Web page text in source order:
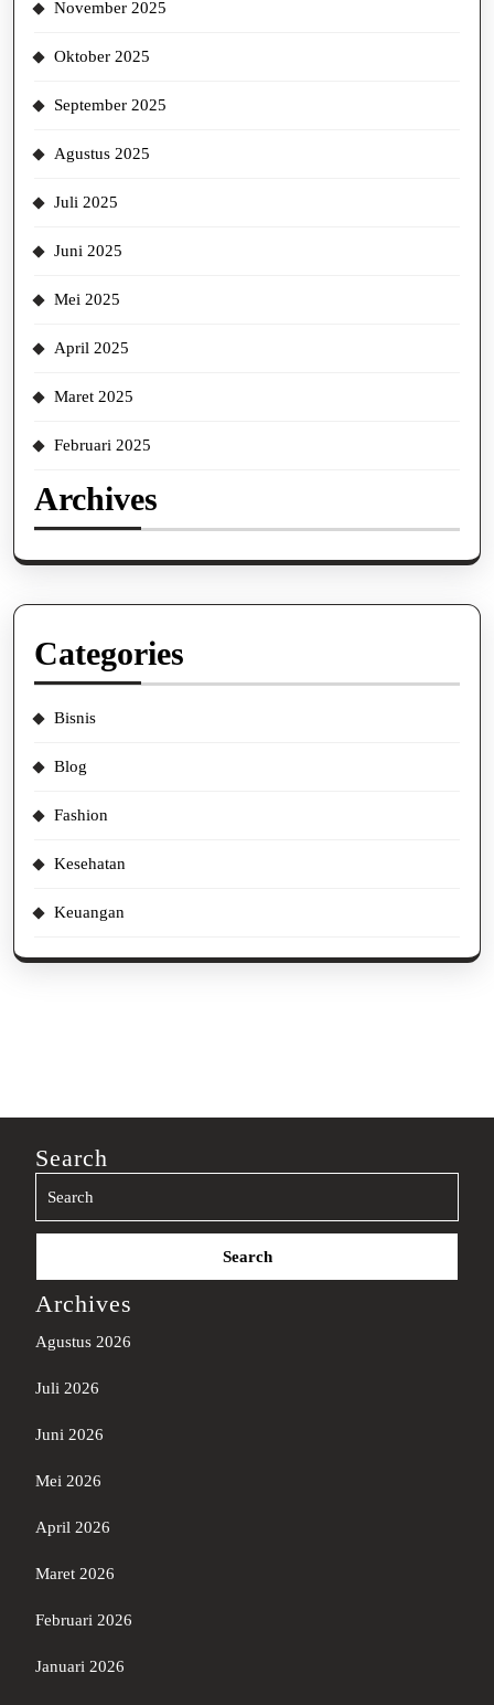
November 2025
Oktober 2025
September 2025
Agustus 2025
Juli 2025
Juni 2025
Mei 2025
April 2025
Maret 2025
Februari 2025
Archives
Categories
Bisnis
Blog
Fashion
Kesehatan
Keuangan
Search
Search
Archives
Agustus 2026
Juli 2026
Juni 2026
Mei 2026
April 2026
Maret 2026
Februari 2026
Januari 2026